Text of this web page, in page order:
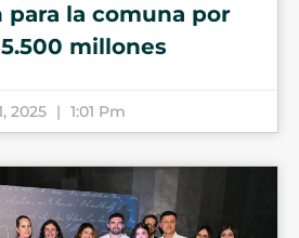
para la comuna por
millones
2025 1:01 Pm